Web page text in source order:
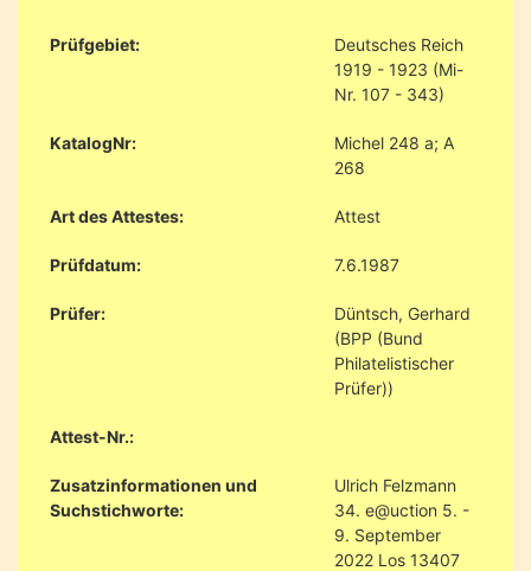
Prüfgebiet:
Deutsches Reich
1919 - 1923 (Mi-
Nr. 107 - 343)
KatalogNr:
Michel 248 a; A
268
Art des Attestes: Attest
Prüfdatum: 7.6.1987
Prüfer:
Düntsch, Gerhard
(BPP (Bund
Philatelistischer
Prüfer))
Attest-Nr.:
Zusatzinformationen und
Suchstichworte:
Ulrich Felzmann
34. e@uction 5. -
9. September
2022 Los 13407